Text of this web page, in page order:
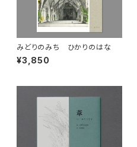
みどりのみち ひかりのはな
¥3,850